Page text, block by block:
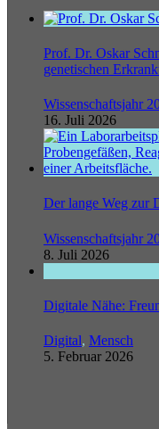
Prof. Dr. Oskar
genetischen
Wissenschaftsjahr
16. Juli 2026
Der lange Weg zur
Wissenschaftsjahr
8. Juli 2026
Digitale Nähe:
Digital, Mensch
5. Februar 2026